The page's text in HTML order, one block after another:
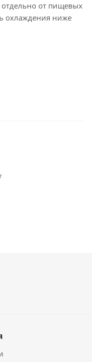
отдельно от пищевых
охлаждения ниже